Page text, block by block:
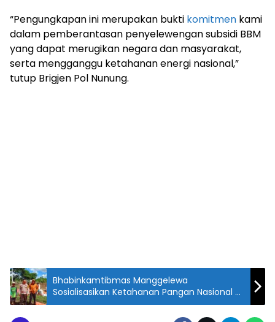
“Pengungkapan ini merupakan bukti komitmen kami
dalam pemberantasan penyelewengan subsidi BBM
yang dapat merugikan negara dan masyarakat,
serta mengganggu ketahanan energi nasional,”
tutup Brigjen Pol Nunung.
Bhabinkamtibmas Manggelewa
Sosialisasikan Ketahanan Pangan Nasional di
Desa Tekasire